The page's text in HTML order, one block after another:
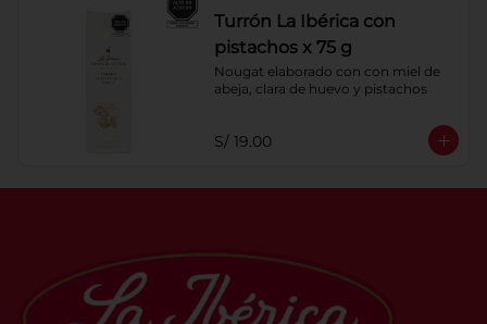
Turrón La Ibérica con
pistachos x 75 g
Nougat elaborado con con miel de
abeja, clara de huevo y pistachos
S/ 19.00